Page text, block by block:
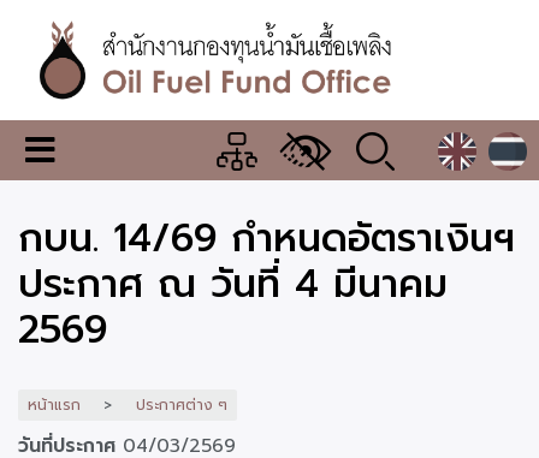
เนื้อหา
หลักสำนักงาน
กองทุน
น้ำมัน
เชื้อ
เพลิง
เมนู
เปลี่ยน
แสดง
ผล
กบน. 14/69 กำหนดอัตราเงินฯ
ประกาศ ณ วันที่ 4 มีนาคม
2569
หน้าแรก ประกาศต่าง ๆ
วันที่ประกาศ 04/03/2569